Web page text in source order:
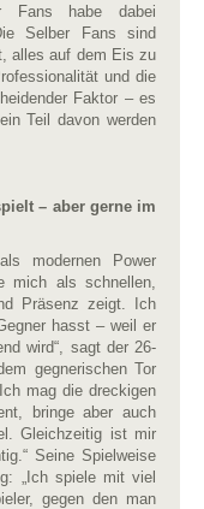
Fans habe dabei
Selber Fans sind
alles auf dem Eis zu
und die
Faktor – es
Teil davon werden
– aber gerne im
modernen Power
mich als schnellen,
Präsenz zeigt. Ich
hasst – weil er
wird“, sagt der 26-
gegnerischen Tor
mag die dreckigen
bringe aber auch
Gleichzeitig ist mir
Seine Spielweise
„Ich spiele mit viel
gegen den man